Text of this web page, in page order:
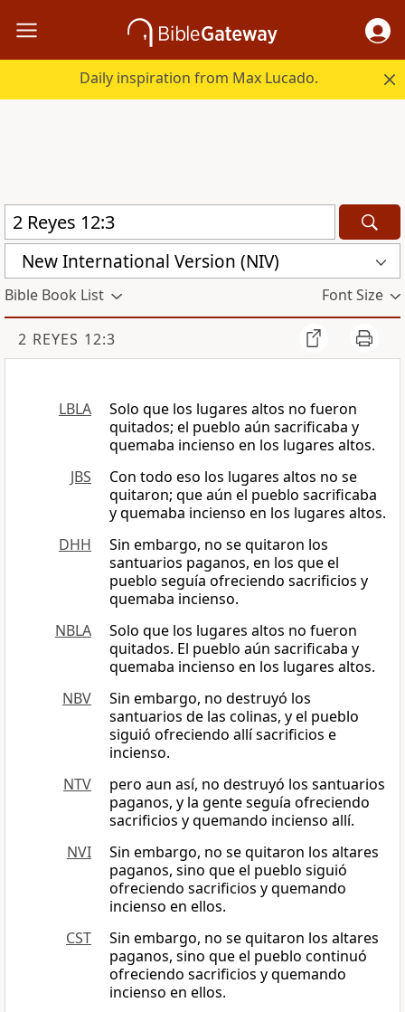
Daily inspiration from Max Lucado.
New International Version (NIV)
Bible Book List Font Size
2 REYES 12:3
LBLA
Solo que los lugares altos no fueron
quitados; el pueblo aún sacrificaba y
quemaba incienso en los lugares altos.
JBS
Con todo eso los lugares altos no se
quitaron; que aún el pueblo sacrificaba
y quemaba incienso en los lugares altos.
DHH
Sin embargo, no se quitaron los
santuarios paganos, en los que el
pueblo seguía ofreciendo sacrificios y
quemaba incienso.
NBLA
Solo que los lugares altos no fueron
quitados. El pueblo aún sacrificaba y
quemaba incienso en los lugares altos.
NBV
Sin embargo, no destruyó los
santuarios de las colinas, y el pueblo
siguió ofreciendo allí sacrificios e
incienso.
NTV
pero aun así, no destruyó los santuarios
paganos, y la gente seguía ofreciendo
sacrificios y quemando incienso allí.
NVI
Sin embargo, no se quitaron los altares
paganos, sino que el pueblo siguió
ofreciendo sacrificios y quemando
incienso en ellos.
CST
Sin embargo, no se quitaron los altares
paganos, sino que el pueblo continuó
ofreciendo sacrificios y quemando
incienso en ellos.